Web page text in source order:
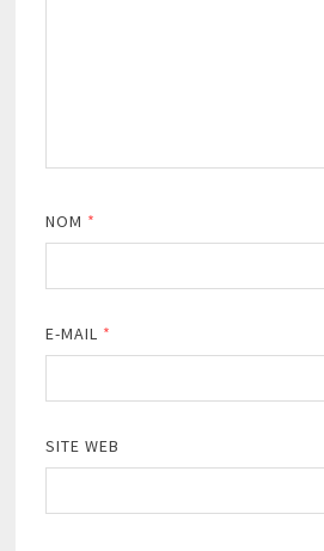
NOM *
E-MAIL *
SITE WEB